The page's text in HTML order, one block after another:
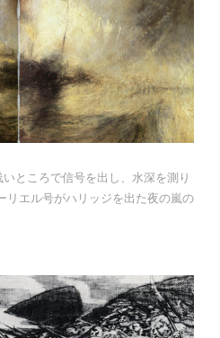
ところで信号を出し、水深を測り
リエル号がハリッジを出た夜の嵐の